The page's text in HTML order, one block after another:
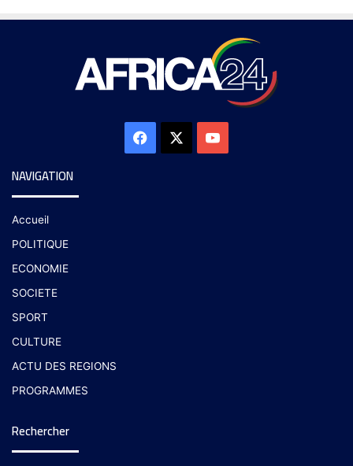
NAVIGATION
Accueil
POLITIQUE
ECONOMIE
SOCIETE
SPORT
CULTURE
ACTU DES REGIONS
PROGRAMMES
Rechercher